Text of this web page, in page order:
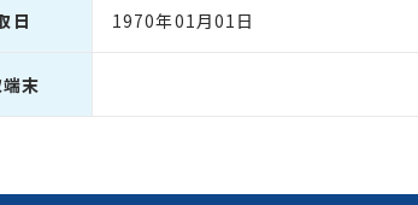
日 1970年01月01日
末